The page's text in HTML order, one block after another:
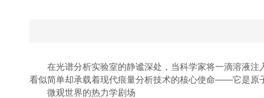
在光谱分析实验室的静谧深处，当科学家将一滴溶液注
看似简单却承载着现代痕量分析技术的核心使命——它是原
微观世界的热力学剧场